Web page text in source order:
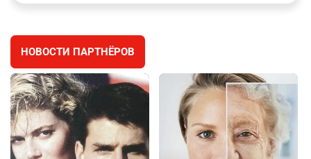
зачитали в суде
⚠️ Доброе утро, друзья! Предлагаем обзор
главных новостей за 4 августа
2682 0 1
5
🗣Глава государства направил телеграмму
соболезнования родным и близким Халық
қаһарманы Ивана Гапича
НОВОСТИ ПАРТНЁРОВ